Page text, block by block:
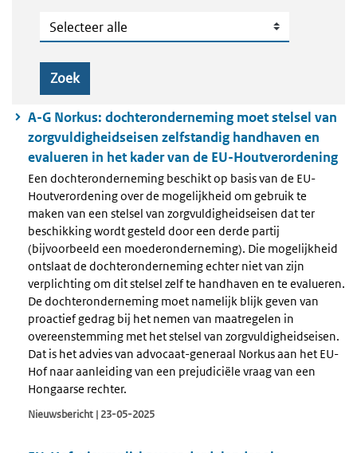
Categorie
Zoek
A-G Norkus: dochteronderneming moet stelsel van
zorgvuldigheidseisen zelfstandig handhaven en
evalueren in het kader van de EU-Houtverordening
Een dochteronderneming beschikt op basis van de EU-
Houtverordening over de mogelijkheid om gebruik te
maken van een stelsel van zorgvuldigheidseisen dat ter
beschikking wordt gesteld door een derde partij
(bijvoorbeeld een moederonderneming). Die mogelijkheid
ontslaat de dochteronderneming echter niet van zijn
verplichting om dit stelsel zelf te handhaven en te evalueren.
De dochteronderneming moet namelijk blijk geven van
proactief gedrag bij het nemen van maatregelen in
overeenstemming met het stelsel van zorgvuldigheidseisen.
Dat is het advies van advocaat-generaal Norkus aan het EU-
Hof naar aanleiding van een prejudiciële vraag van een
Hongaarse rechter.
Nieuwsbericht | 23-05-2025